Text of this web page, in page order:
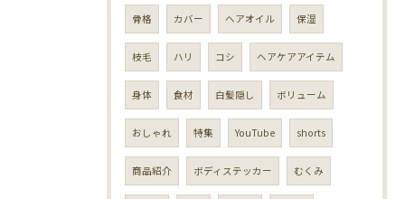
骨格 カバー ヘアオイル 保湿
枝毛 ハリ コシ ヘアケアアイテム
身体 食材 白髪隠し ボリューム
おしゃれ 特集 YouTube shorts
商品紹介 ボディステッカー むくみ